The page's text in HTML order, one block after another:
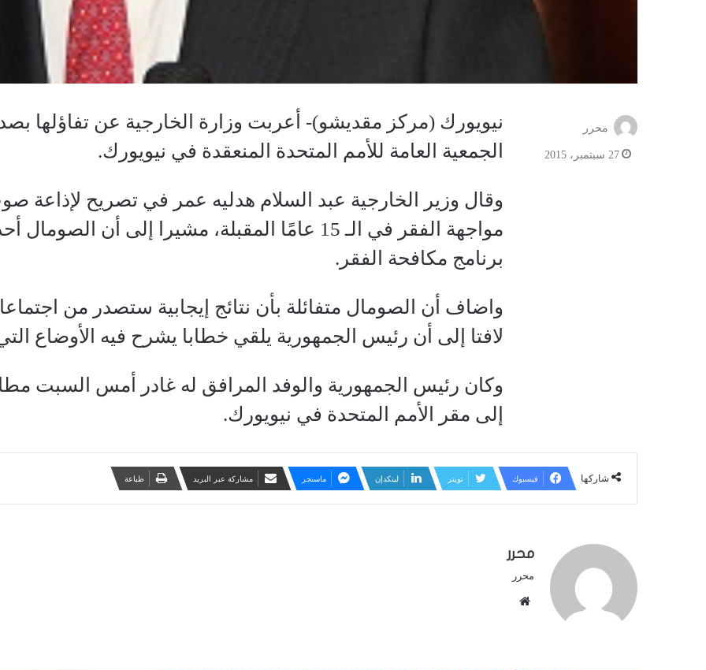
نيويورك (مركز مقديشو)- أعربت وزارة الخارجية عن تفاؤلها
الجمعية العامة للأمم المتحدة المنعقدة في نيويورك.
وقال وزير الخارجية عبد السلام هدليه عمر في تصريح لإذاعة
مواجهة الفقر في الـ 15 عامًا المقبلة، مشيرا إلى
برنامج مكافحة الفقر.
واضاف أن الصومال متفائلة بأن نتائج إيجابية ستصدر من
لافتا إلى أن رئيس الجمهورية يلقي خطابا يشرح فيه الأوضاع التي
وكان رئيس الجمهورية والوفد المرافق له غادر أمس السبت
إلى مقر الأمم المتحدة في نيويورك.
محرر
27 سبتمبر، 2015
شاركها فيسبوك تويتر لينكدإن ماسنجر مشاركة عبر البريد طباعة
محرر
محرر